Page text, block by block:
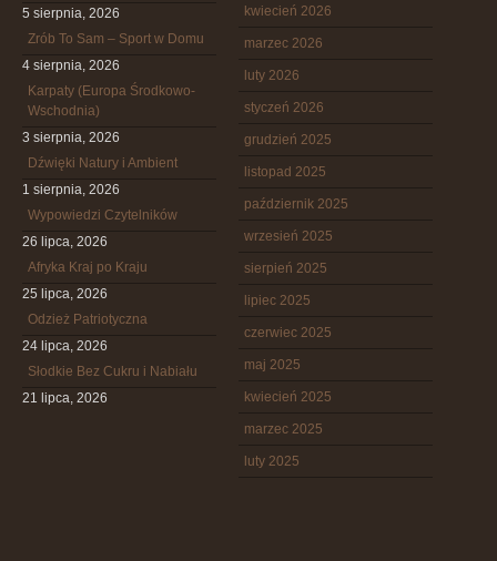
5 sierpnia, 2026
Zrób To Sam – Sport w Domu
4 sierpnia, 2026
Karpaty (Europa Środkowo-
Wschodnia)
3 sierpnia, 2026
Dźwięki Natury i Ambient
1 sierpnia, 2026
Wypowiedzi Czytelników
26 lipca, 2026
Afryka Kraj po Kraju
25 lipca, 2026
Odzież Patriotyczna
24 lipca, 2026
Słodkie Bez Cukru i Nabiału
21 lipca, 2026
kwiecień 2026
marzec 2026
luty 2026
styczeń 2026
grudzień 2025
listopad 2025
październik 2025
wrzesień 2025
sierpień 2025
lipiec 2025
czerwiec 2025
maj 2025
kwiecień 2025
marzec 2025
luty 2025